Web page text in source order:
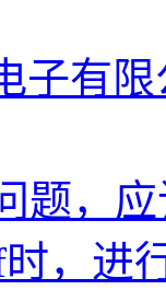
子有
题，
，进